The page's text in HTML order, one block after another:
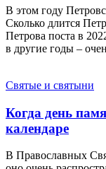
В этом году
Сколько длится
Петрова поста в
в другие годы –
Святые и святыни
Когда день
календаре
В Православных